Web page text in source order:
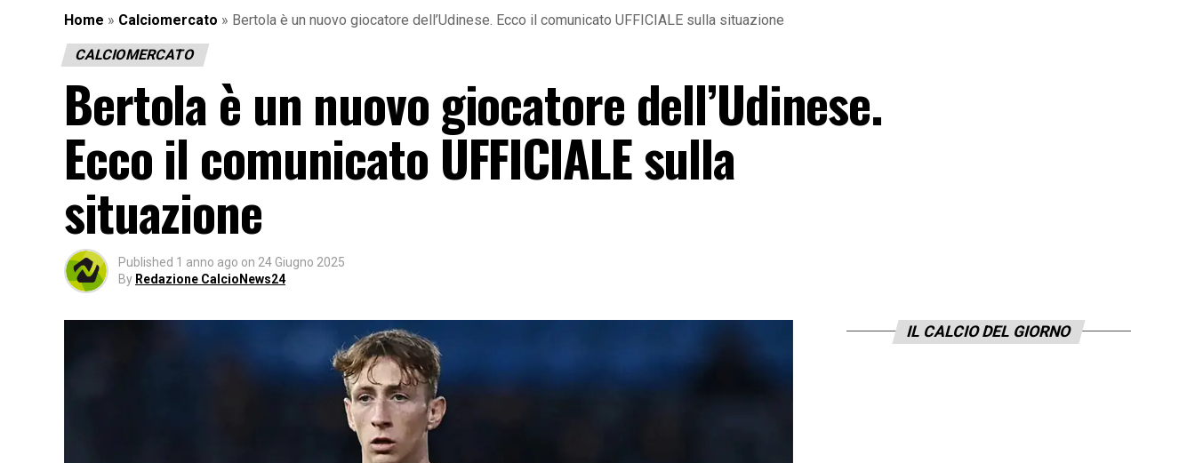
Home » Calciomercato » Bertola è un nuovo giocatore dell’Udinese. Ecco il comunicato UFFICIALE sulla situazione
CALCIOMERCATO
Bertola è un nuovo giocatore dell’Udinese.
Ecco il comunicato UFFICIALE sulla
situazione
Published 1 anno ago on 24 Giugno 2025
By Redazione CalcioNews24
IL CALCIO DEL GIORNO